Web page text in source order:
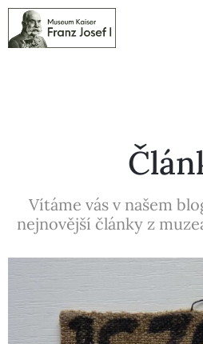
Vítáme vás v našem
nejnovější články z